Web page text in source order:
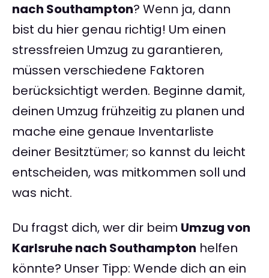
nach Southampton? Wenn ja, dann
bist du hier genau richtig! Um einen
stressfreien Umzug zu garantieren,
müssen verschiedene Faktoren
berücksichtigt werden. Beginne damit,
deinen Umzug frühzeitig zu planen und
mache eine genaue Inventarliste
deiner Besitztümer; so kannst du leicht
entscheiden, was mitkommen soll und
was nicht.
Du fragst dich, wer dir beim Umzug von
Karlsruhe nach Southampton helfen
könnte? Unser Tipp: Wende dich an ein